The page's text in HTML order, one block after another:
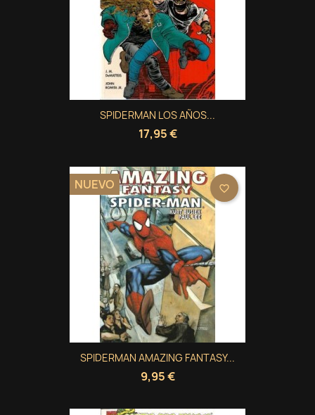
SPIDERMAN LOS AÑOS...
17,95 €
SPIDERMAN AMAZING FANTASY...
9,95 €
NUEVO favorite_border